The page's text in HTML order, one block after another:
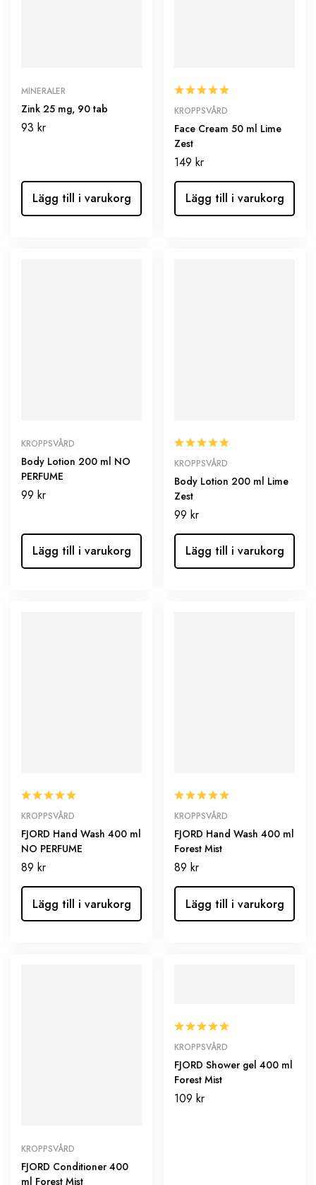
MINERALER
Zink 25 mg, 90 tab
93 kr
Lägg till i varukorg
KROPPSVÅRD
Face Cream 50 ml Lime
Zest
149 kr
Lägg till i varukorg
KROPPSVÅRD
Body Lotion 200 ml NO
PERFUME
99 kr
Lägg till i varukorg
KROPPSVÅRD
Body Lotion 200 ml Lime
Zest
99 kr
Lägg till i varukorg
KROPPSVÅRD
FJORD Hand Wash 400 ml
NO PERFUME
89 kr
Lägg till i varukorg
KROPPSVÅRD
FJORD Hand Wash 400 ml
Forest Mist
89 kr
Lägg till i varukorg
KROPPSVÅRD
FJORD Conditioner 400
ml Forest Mist
KROPPSVÅRD
FJORD Shower gel 400 ml
Forest Mist
109 kr